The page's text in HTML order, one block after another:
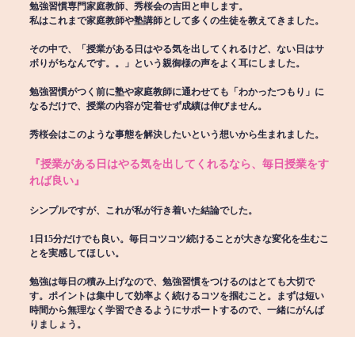
勉強習慣専門家庭教師、秀桜会の吉田と申します。
私はこれまで家庭教師や塾講師として多くの生徒を教えてきました。
その中で、「授業がある日はやる気を出してくれるけど、ない日はサ
ボりがちなんです。。」という親御様の声をよく耳にしました。
勉強習慣がつく前に塾や家庭教師に通わせても「わかったつもり」に
なるだけで、授業の内容が定着せず成績は伸びません。
秀桜会はこのような事態を解決したいという想いから生まれました。
『授業がある日はやる気を出してくれるなら、毎日授業をす
れば良い』
シンプルですが、これが私が行き着いた結論でした。
1日15分だけでも良い。毎日コツコツ続けることが大きな変化を生むこ
とを実感してほしい。
勉強は毎日の積み上げなので、勉強習慣をつけるのはとても大切で
す。ポイントは集中して効率よく続けるコツを掴むこと。まずは短い
時間から無理なく学習できるようにサポートするので、一緒にがんば
りましょう。